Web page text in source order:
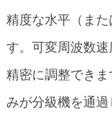
精度な水平（ま
す。可変周波数
精密に調整でき
みが分級機を通